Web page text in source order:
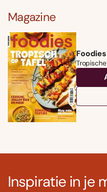
Magazine
Inspiratie in je